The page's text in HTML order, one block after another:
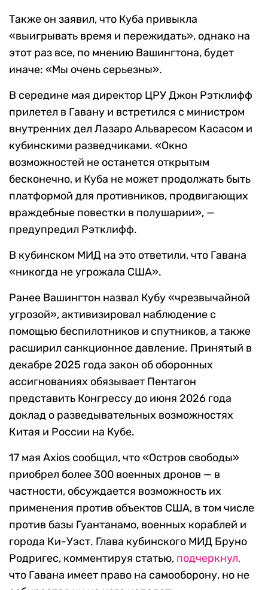
Также он заявил, что Куба привыкла
«выигрывать время и пережидать», однако на
этот раз все, по мнению Вашингтона, будет
иначе: «Мы очень серьезны».
В середине мая директор ЦРУ Джон Рэтклифф
прилетел в Гавану и встретился с министром
внутренних дел Лазаро Альваресом Касасом и
кубинскими разведчиками. «Окно
возможностей не останется открытым
бесконечно, и Куба не может продолжать быть
платформой для противников, продвигающих
враждебные повестки в полушарии», —
предупредил Рэтклифф.
В кубинском МИД на это ответили, что Гавана
«никогда не угрожала США».
Ранее Вашингтон назвал Кубу «чрезвычайной
угрозой», активизировал наблюдение с
помощью беспилотников и спутников, а также
расширил санкционное давление. Принятый в
декабре 2025 года закон об оборонных
ассигнованиях обязывает Пентагон
представить Конгрессу до июня 2026 года
доклад о разведывательных возможностях
Китая и России на Кубе.
17 мая Axios сообщил, что «Остров свободы»
приобрел более 300 военных дронов — в
частности, обсуждается возможность их
применения против объектов США, в том числе
против базы Гуантанамо, военных кораблей и
города Ки-Уэст. Глава кубинского МИД Бруно
Родригес, комментируя статью, подчеркнул,
что Гавана имеет право на самооборону, но не